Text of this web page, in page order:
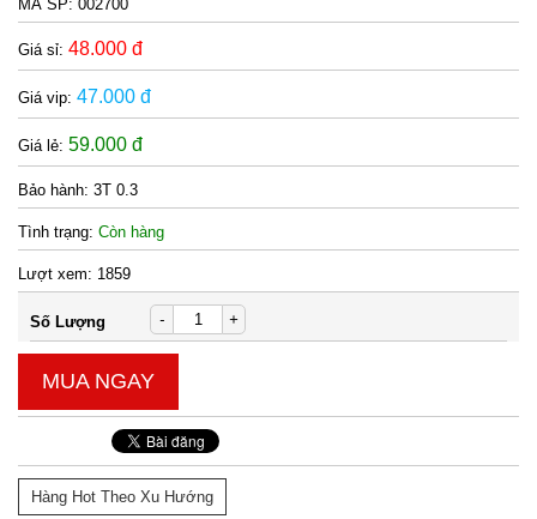
MÃ SP: 002700
Giá sỉ: 48.000 đ
Giá vip: 47.000 đ
Giá lẻ: 59.000 đ
Bảo hành: 3T 0.3
Tình trạng: Còn hàng
Lượt xem: 1859
Số Lượng - +
MUA NGAY
Hàng Hot Theo Xu Hướng
TÌNH
CÒN HÀNG
hành: